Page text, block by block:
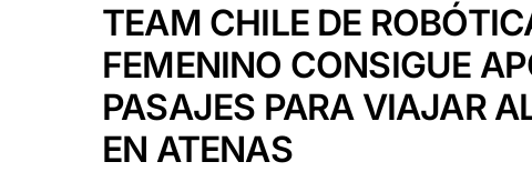
TEAM CHILE DE
FEMENINO CONSIGUE
PASAJES PARA VIAJAR
EN ATENAS